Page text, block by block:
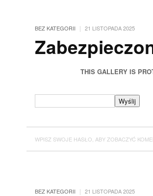
BEZ KATEGORII | 21 LISTOPADA 2025
THIS GALLERY IS
WPISZ SWOJE HASŁO, ABY ZOBACZYĆ
BEZ KATEGORII | 21 LISTOPADA 2025